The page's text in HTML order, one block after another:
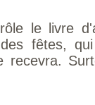
le livre
fêtes,
recevra.